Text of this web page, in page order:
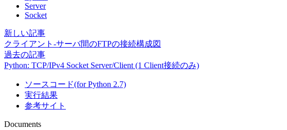
Server
Socket
新しい記事
クライアント-サーバ間のFTPの接続構成図
過去の記事
Python: TCP/IPv4 Socket Server/Client (1 Client接続のみ)
ソースコード(for Python 2.7)
実行結果
参考サイト
Documents